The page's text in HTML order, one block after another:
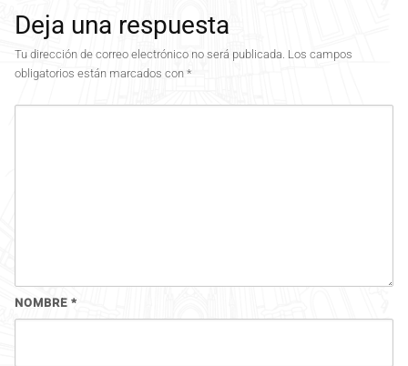
Deja una respuesta
Tu dirección de correo electrónico no será publicada. Los campos
obligatorios están marcados con *
NOMBRE *